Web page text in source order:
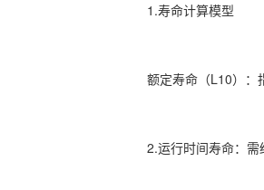
1.‌寿命计算模型‌
额定寿命（L10）‌：
2.运行时间寿命‌：需